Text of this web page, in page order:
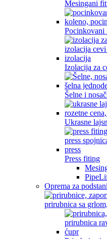
Mesingani
Pocinkovani
Izolacija za
Šelne i
Ukrasne
Press fiting
Oprema za